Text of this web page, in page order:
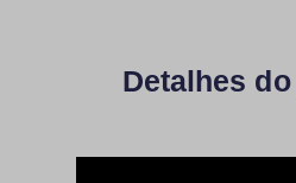
Detalhes